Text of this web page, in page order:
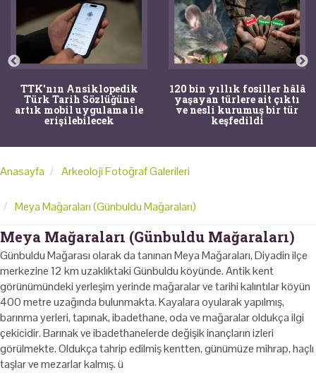
TTK'nın Ansiklopedik
Türk Tarih Sözlüğüne
artık mobil uygulama ile
erişilebilecek
120 bin yıllık fosiller hâlâ
yaşayan türlere ait çıktı
ve nesli kurumuş bir tür
keşfedildi
Anasayfa Arkeoloji Fotoğraf Galerileri
Meya Mağaraları (Günbuldu Mağaraları)
Meya Mağaraları (Günbuldu Mağaraları)
Günbuldu Mağarası olarak da tanınan Meya Mağaraları, Diyadin ilçe
merkezine 12 km uzaklıktaki Günbuldu köyünde. Antik kent
görünümündeki yerleşim yerinde mağaralar ve tarihi kalıntılar köyün
400 metre uzağında bulunmakta. Kayalara oyularak yapılmış,
barınma yerleri, tapınak, ibadethane, oda ve mağaralar oldukça ilgi
çekicidir. Barınak ve ibadethanelerde değişik inançların izleri
görülmekte. Oldukça tahrip edilmiş kentten, günümüze mihrap, haçlı
taşlar ve mezarlar kalmış. ü